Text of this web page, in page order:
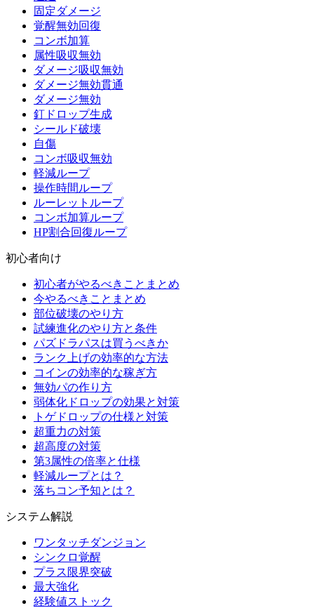
固定ダメージ
覚醒無効回復
コンボ加算
属性吸収無効
ダメージ吸収無効
ダメージ無効貫通
ダメージ無効
釘ドロップ生成
シールド破壊
自傷
コンボ吸収無効
軽減ループ
操作時間ループ
ルーレットループ
コンボ加算ループ
HP割合回復ループ
初心者向け
初心者がやるべきことまとめ
今やるべきことまとめ
部位破壊のやり方
試練進化のやり方と条件
パズドラパスは買うべきか
ランク上げの効率的な方法
コインの効率的な稼ぎ方
無効パの作り方
弱体化ドロップの効果と対策
トゲドロップの仕様と対策
超重力の対策
超高度の対策
第3属性の倍率と仕様
軽減ループとは？
落ちコン予知とは？
システム解説
ワンタッチダンジョン
シンクロ覚醒
プラス限界突破
最大強化
経験値ストック